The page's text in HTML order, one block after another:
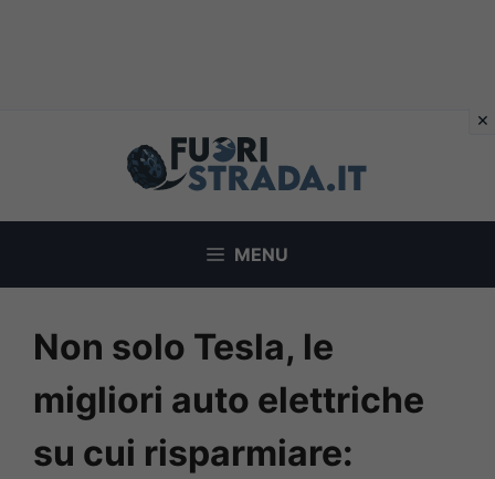
MENU
Non solo Tesla, le
migliori auto elettriche
su cui risparmiare: